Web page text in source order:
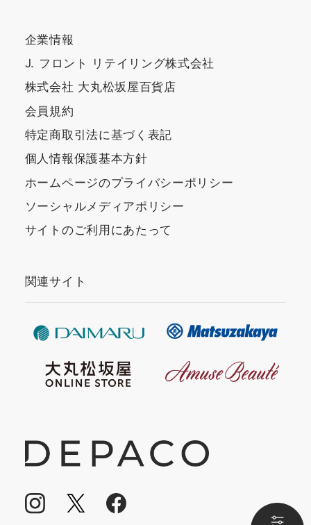
企業情報
J. フロント リテイリング株式会社
株式会社 大丸松坂屋百貨店
会員規約
特定商取引法に基づく表記
個人情報保護基本方針
ホームページのプライバシーポリシー
ソーシャルメディアポリシー
サイトのご利用にあたって
関連サイト